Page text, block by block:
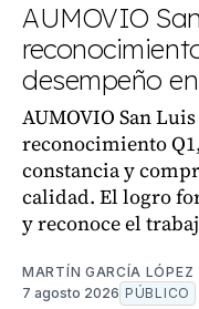
AUMOVIO
desempeño
AUMOVIO San
reconocimiento
constancia y
calidad. El logro
y reconoce el
MARTÍN GARCÍA LÓPEZ
7 agosto 2026 PÚBLICO